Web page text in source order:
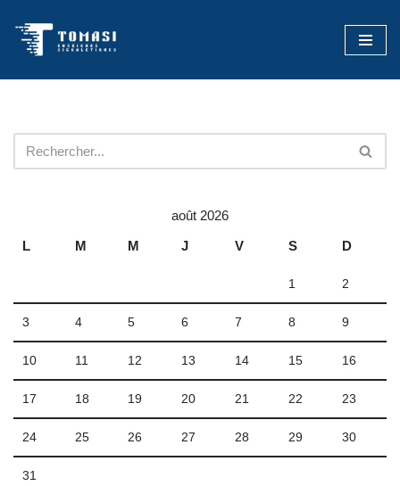
Aller
août 2026
L
M M J V S D
1 2
3 4 5 6 7 8 9
10 11 12 13 14 15 16
17 18 19 20 21 22 23
24 25 26 27 28 29 30
31